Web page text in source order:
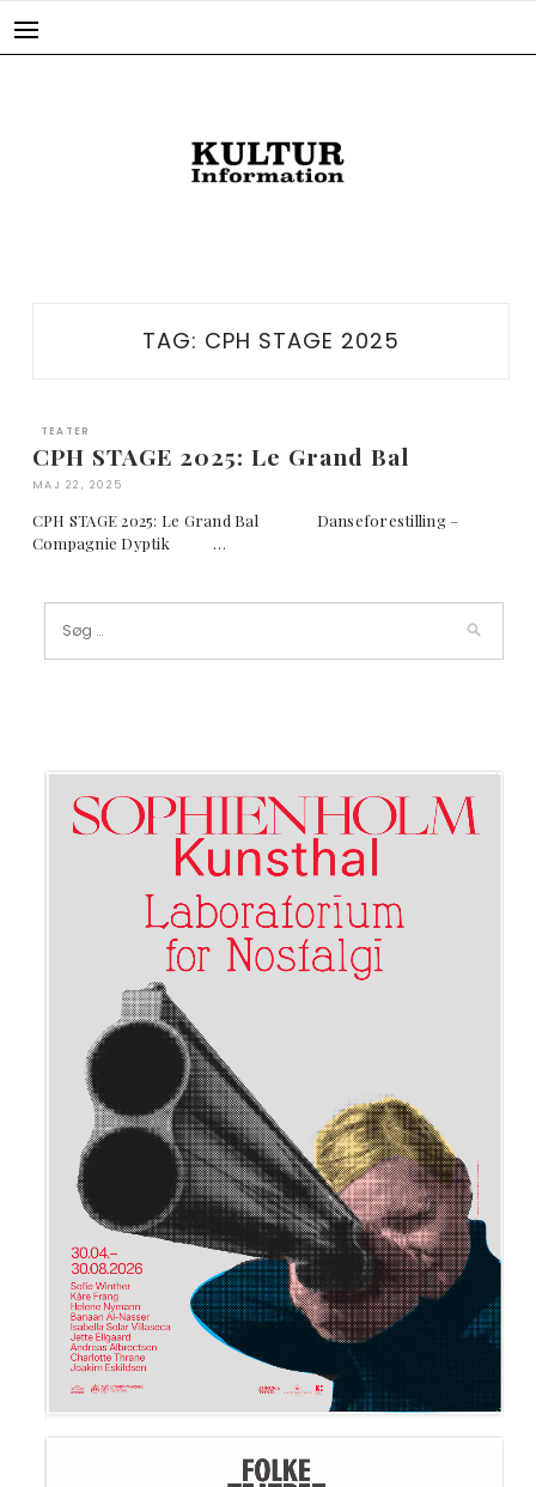
TAG: CPH STAGE 2025
TEATER
CPH STAGE 2025: Le Grand Bal
MAJ 22, 2025
CPH STAGE 2025: Le Grand Bal Danseforestilling –
Compagnie Dyptik …